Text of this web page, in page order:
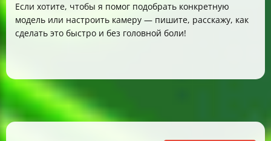
Если хотите, чтобы я помог подобрать конкретную
модель или настроить камеру — пишите, расскажу, как
сделать это быстро и без головной боли!